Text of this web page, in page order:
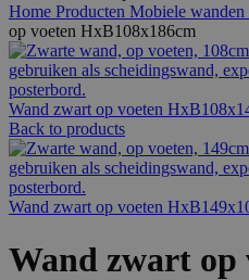
Home Producten Mobiele wanden
op voeten HxB108x186cm
Wand zwart op voeten
Back to products
Wand zwart op voeten
Wand zwart op